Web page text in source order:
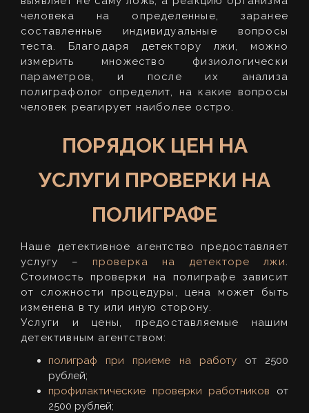
человека на определенные, заранее
составленные индивидуальные вопросы
теста. Благодаря детектору лжи, можно
измерить множество физиологически
параметров, и после их анализа
полиграфолог определит, на какие вопросы
человек реагирует наиболее остро.
ПОРЯДОК ЦЕН НА
УСЛУГИ ПРОВЕРКИ НА
ПОЛИГРАФЕ
Наше детективное агентство предоставляет
услугу – проверка на детекторе лжи
Стоимость проверки на полиграфе зависит
от сложности процедуры, цена может быть
изменена в ту или иную сторону.
Услуги и цены, предоставляемые нашим
детективным агентством:
полиграф при приеме на работуот 2500
рублей;
профилактические проверки работников от
2500 рублей;